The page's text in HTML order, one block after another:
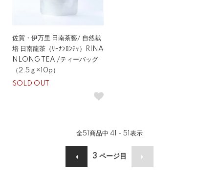
佐賀・伊万里 日南茶藝/ 自然栽
培 日南龍茶（ﾘｰﾅﾝﾛﾝﾁｬ）RINA
NLONG TEA /ティーバッグ
（2.5ｇ×10p）
SOLD OUT
全51 商品中 41 - 51 表示
3 ページ目